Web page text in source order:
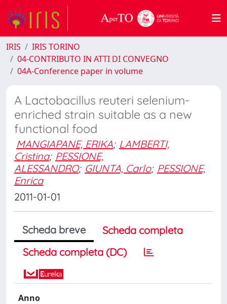
IRIS
IRIS TORINO
04-CONTRIBUTO IN ATTI DI CONVEGNO
04A-Conference paper in volume
A Lactobacillus reuteri selenium-
enriched strain suitable as a new
functional food
MANGIAPANE, ERIKA; LAMBERTI,
Cristina; PESSIONE,
ALESSANDRO; GIUNTA, Carlo; PESSIONE,
Enrica
2011-01-01
Scheda breve
Scheda completa
Scheda completa (DC)
Anno